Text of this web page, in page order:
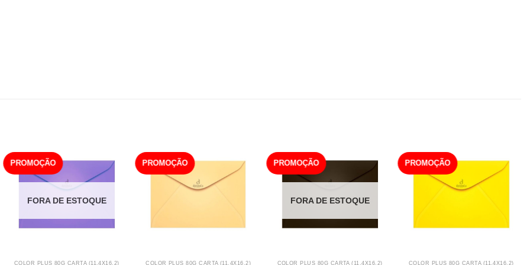
PROMOÇÃO
FORA DE ESTOQUE
COLOR PLUS 80G CARTA (11,4X16,2)
PROMOÇÃO
COLOR PLUS 80G CARTA (11,4X16,2)
PROMOÇÃO
FORA DE ESTOQUE
COLOR PLUS 80G CARTA (11,4X16,2)
PROMOÇÃO
COLOR PLUS 80G CARTA (11,4X16,2)